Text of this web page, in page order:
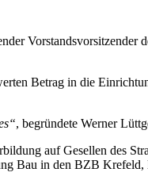
Betrag in die
, begründete Werner
auf Gesellen des
Bau in den BZB Krefeld,